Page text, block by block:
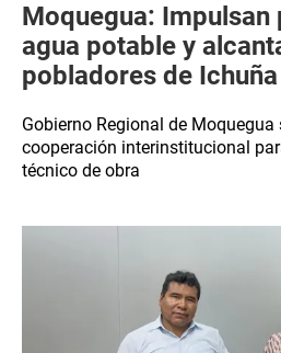
Moquegua: Impulsan
agua potable y
pobladores de Ichuña
Gobierno Regional de
cooperación interinstitucional
técnico de obra